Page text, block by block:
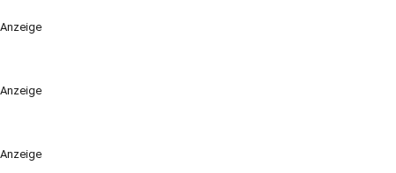
Anzeige
Anzeige
Anzeige